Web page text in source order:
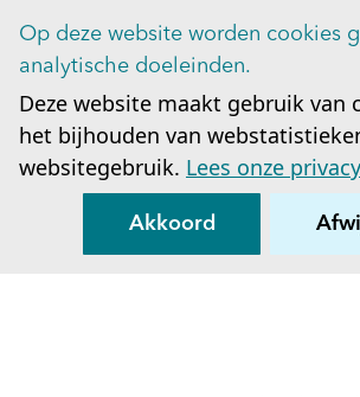
Op deze website worden cookies
analytische doeleinden.
Deze website maakt gebruik van
het bijhouden van
websitegebruik. Lees onze
Akkoord